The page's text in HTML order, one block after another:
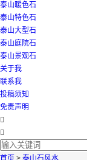
泰山暖色石
泰山特色石
泰山大型石
泰山庭院石
泰山景观石
关于我
联系我
投稿须知
免责声明
首页 > 泰山石风水